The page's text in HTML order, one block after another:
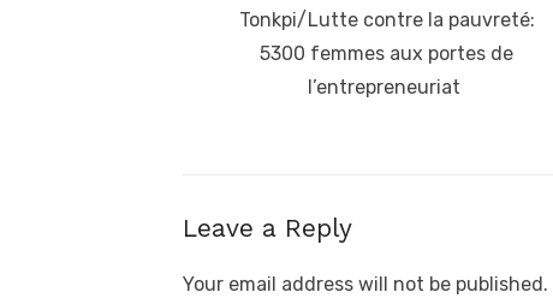
navigation
Previous
post:
Tonkpi/Lutte contre la pauvreté:
5300 femmes aux portes de
l’entrepreneuriat
Leave a Reply
Your email address will not be published.